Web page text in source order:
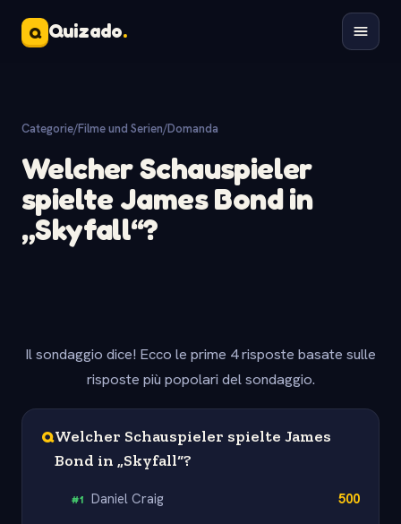
Q Quizado.
Categorie/Filme und Serien/Domanda
Welcher Schauspieler
spielte James Bond in
„Skyfall“?
Il sondaggio dice! Ecco le prime 4 risposte basate sulle
risposte più popolari del sondaggio.
QWelcher Schauspieler spielte James
Bond in „Skyfall“?
#1 Daniel Craig 500